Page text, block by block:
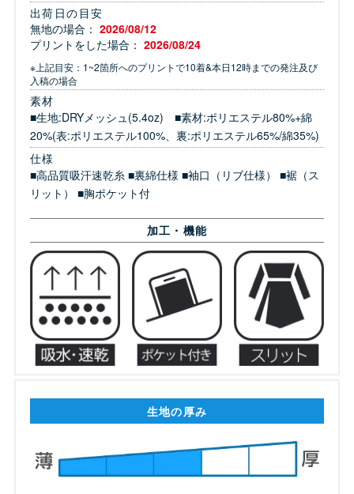
出荷日の目安
無地の場合： 2026/08/12
プリントをした場合： 2026/08/24
※上記目安：1~2箇所へのプリントで10着&本日12時までの発注及び
入稿の場合
素材
■生地:DRYメッシュ(5.4oz) ■素材:ポリエステル80%+綿
20%(表:ポリエステル100%、裏:ポリエステル65%/綿35%)
仕様
■高品質吸汗速乾糸 ■裏綿仕様 ■袖口（リブ仕様） ■裾（ス
リット） ■胸ポケット付
加工・機能
生地の厚み